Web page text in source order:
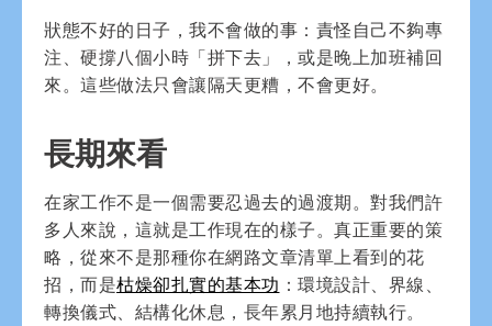
狀態不好的日子，我不會做的事：責怪自己不夠專
注、硬撐八個小時「拼下去」，或是晚上加班補回
來。這些做法只會讓隔天更糟，不會更好。
長期來看
在家工作不是一個需要忍過去的過渡期。對我們許
多人來說，這就是工作現在的樣子。真正重要的策
略，從來不是那種你在網路文章清單上看到的花
招，而是枯燥卻扎實的基本功 ：環境設計、界線、
轉換儀式、結構化休息，長年累月地持續執行。